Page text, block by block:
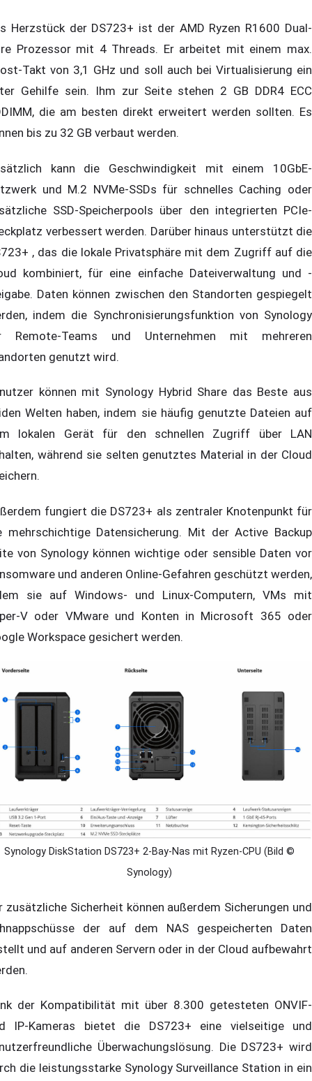
Herzstück der DS723+ ist der AMD Ryzen R1600 Dual-
Prozessor mit 4 Threads. Er arbeitet mit einem max.
Takt von 3,1 GHz und soll auch bei Virtualisierung ein
Gehilfe sein. Ihm zur Seite stehen 2 GB DDR4 ECC
die am besten direkt erweitert werden sollten. Es
bis zu 32 GB verbaut werden.
kann die Geschwindigkeit mit einem 10GbE-
und M.2 NVMe-SSDs für schnelles Caching oder
SSD-Speicherpools über den integrierten PCIe-
verbessert werden. Darüber hinaus unterstützt die
, das die lokale Privatsphäre mit dem Zugriff auf die
kombiniert, für eine einfache Dateiverwaltung und -
Daten können zwischen den Standorten gespiegelt
indem die Synchronisierungsfunktion von Synology
Remote-Teams und Unternehmen mit mehreren
genutzt wird.
können mit Synology Hybrid Share das Beste aus
Welten haben, indem sie häufig genutzte Dateien auf
lokalen Gerät für den schnellen Zugriff über LAN
während sie selten genutztes Material in der Cloud
fungiert die DS723+ als zentraler Knotenpunkt für
mehrschichtige Datensicherung. Mit der Active Backup
von Synology können wichtige oder sensible Daten vor
und anderen Online-Gefahren geschützt werden,
sie auf Windows- und Linux-Computern, VMs mit
V oder VMware und Konten in Microsoft 365 oder
Workspace gesichert werden.
Synology DiskStation DS723+ 2-Bay-Nas mit Ryzen-CPU (Bild ©
Synology)
zusätzliche Sicherheit können außerdem Sicherungen und
der auf dem NAS gespeicherten Daten
und auf anderen Servern oder in der Cloud aufbewahrt
der Kompatibilität mit über 8.300 getesteten ONVIF-
IP-Kameras bietet die DS723+ eine vielseitige und
Überwachungslösung. Die DS723+ wird
die leistungsstarke Synology Surveillance Station in ein